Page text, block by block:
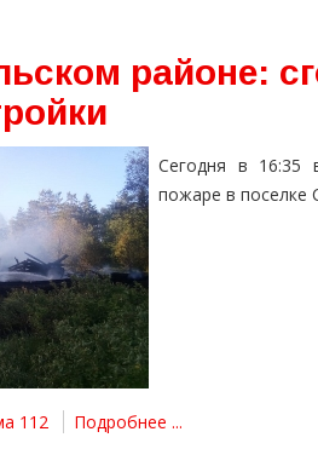
районе:
Сегодня в 16:35
пожаре в поселке
112 Подробнее ...